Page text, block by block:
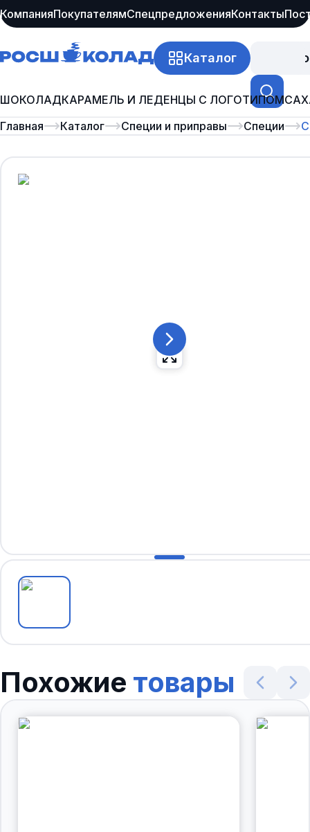
КомпанияПокупателямСпецпредложенияКонтакты
Каталог
ШОКОЛАДКАРАМЕЛЬ И ЛЕДЕНЦЫ С ЛОГОТИПОМ
Главная
Каталог Специи и приправы Специи
Похожие товары